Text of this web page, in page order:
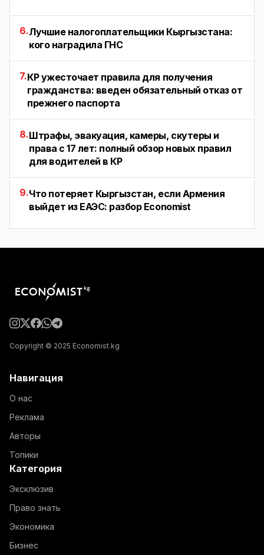
6.Лучшие налогоплательщики Кыргызстана:
кого наградила ГНС
7.КР ужесточает правила для получения
гражданства: введен обязательный отказ от
прежнего паспорта
8.Штрафы, эвакуация, камеры, скутеры и
права с 17 лет: полный обзор новых правил
для водителей в КР
9.Что потеряет Кыргызстан, если Армения
выйдет из ЕАЭС: разбор Economist
Copyright © 2025 Economist.kg
Навигация
О нас
Реклама
Авторы
Топики
Категория
Эксклюзив
Право знать
Экономика
Бизнес